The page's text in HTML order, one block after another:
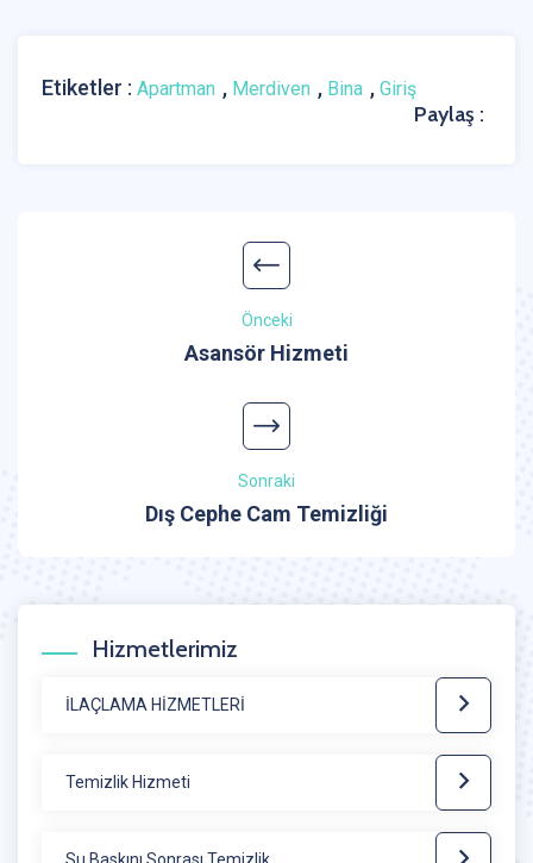
Etiketler : Apartman , Merdiven , Bina , Giriş
Paylaş :
Önceki
Asansör Hizmeti
Sonraki
Dış Cephe Cam Temizliği
Hizmetlerimiz
İLAÇLAMA HİZMETLERİ
Temizlik Hizmeti